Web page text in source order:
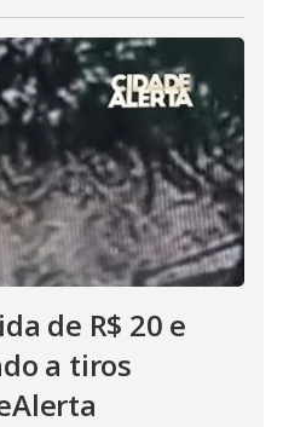
de R$ 20 e
a tiros